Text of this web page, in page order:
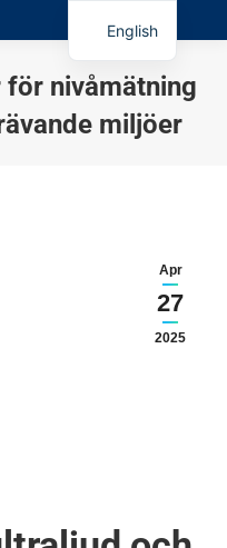
nivåmätning
miljöer
Apr
27
2025
English